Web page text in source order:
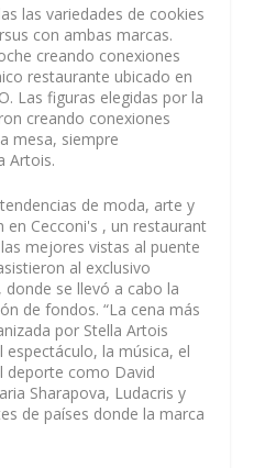
las variedades de cookies
con ambas marcas.
creando conexiones
restaurante ubicado en
Las figuras elegidas por la
creando conexiones
mesa, siempre
Artois.
de moda, arte y
en Cecconi's , un restaurant
mejores vistas al puente
al exclusivo
se llevó a cabo la
de fondos. “La cena más
por Stella Artois
espectáculo, la música, el
deporte como David
Sharapova, Ludacris y
de países donde la marca